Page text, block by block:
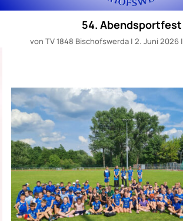
54. Abendsportfest
von TV 1848 Bischofswerda| 2. Juni 2026|